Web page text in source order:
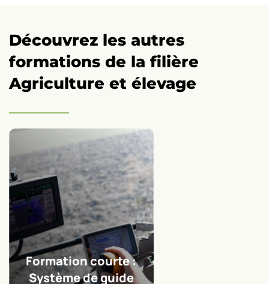
Découvrez les autres
formations de la filière
Agriculture et élevage
ou
de
mon
entreprise